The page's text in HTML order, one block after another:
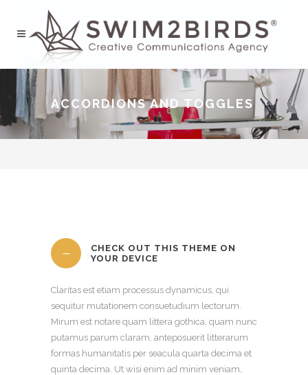
ACCORDIONS AND TOGGLES
CHECK OUT THIS THEME ON
YOUR DEVICE
Claritas est etiam processus dynamicus, qui
sequitur mutationem consuetudium lectorum.
Mirum est notare quam littera gothica, quam nunc
putamus parum claram, anteposuerit litterarum
formas humanitatis per seacula quarta decima et
quinta decima. Ut wisi enim ad minim veniam,